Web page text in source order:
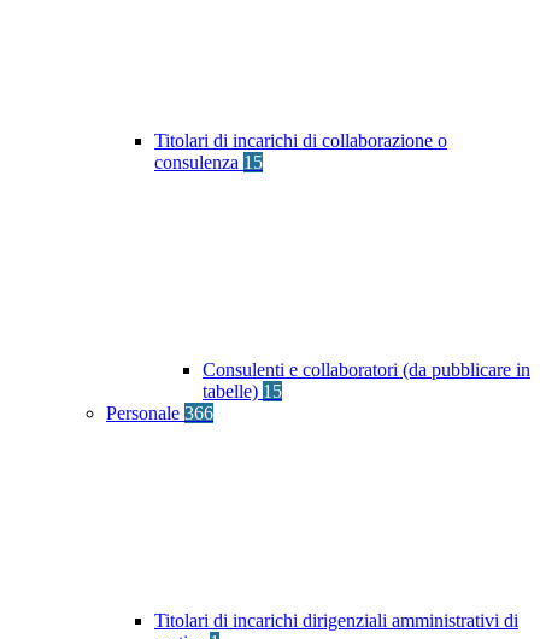
Titolari di incarichi di collaborazione o
consulenza 15
Consulenti e collaboratori (da pubblicare in
tabelle) 15
Personale 366
Titolari di incarichi dirigenziali amministrativi di